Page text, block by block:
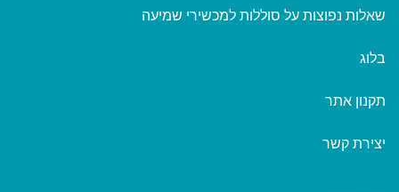
שאלות נפוצות על סוללות למכשירי שמיעה
בלוג
תקנון אתר
יצירת קשר